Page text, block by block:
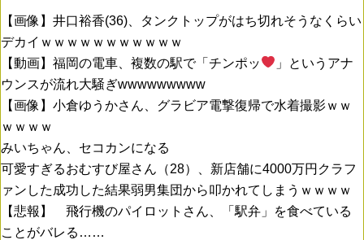
【画像】井口裕香(36)、タンクトップがはち切れそうなくらい
デカイｗｗｗｗｗｗｗｗｗｗｗ
【動画】福岡の電車、複数の駅で「チンポッ
」というアナ
ウンスが流れ大騒ぎwwwwwwwww
【画像】小倉ゆうかさん、グラビア電撃復帰で水着撮影ｗｗ
ｗｗｗｗ
みいちゃん、セコカンになる
可愛すぎるおむすび屋さん（28）、新店舗に4000万円クラフ
ァンした成功した結果弱男集団から叩かれてしまうｗｗｗｗ
【悲報】 飛行機のパイロットさん、「駅弁」を食べている
ことがバレる……